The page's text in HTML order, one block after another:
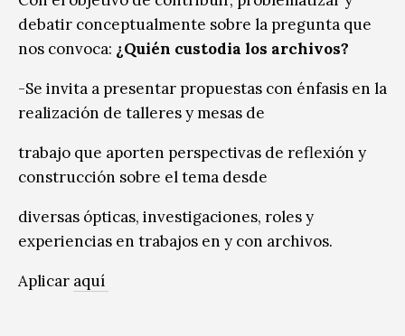
debatir conceptualmente sobre la pregunta que
nos convoca: ¿Quién custodia los archivos?
-Se invita a presentar propuestas con énfasis en la
realización de talleres y mesas de
trabajo que aporten perspectivas de reflexión y
construcción sobre el tema desde
diversas ópticas, investigaciones, roles y
experiencias en trabajos en y con archivos.
Aplicar aquí